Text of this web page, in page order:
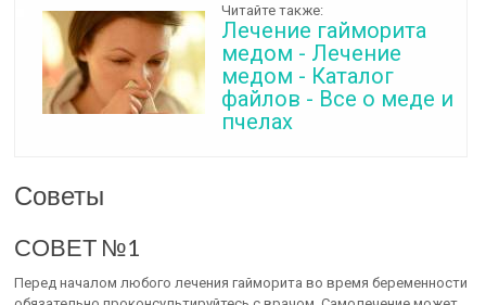
Читайте также:
Лечение гайморита
медом - Лечение
медом - Каталог
файлов - Все о меде и
пчелах
Советы
СОВЕТ №1
Перед началом любого лечения гайморита во время беременности